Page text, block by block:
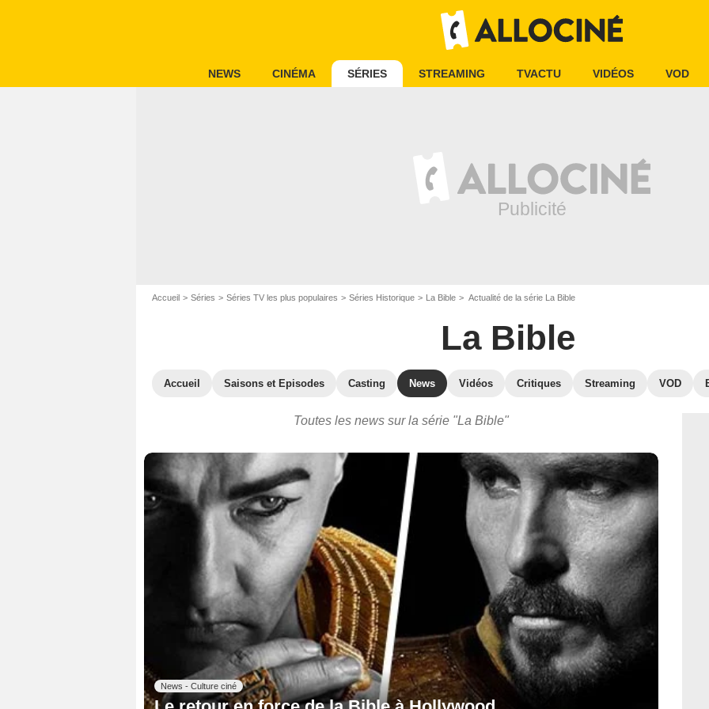
NEWS CINÉMA SÉRIES STREAMING TVACTU VIDÉOS VOD
Accueil Séries Séries TV les plus populaires Séries Historique La Bible Actualité de la série La Bible
La Bible
Accueil Saisons et Episodes Casting News Vidéos Critiques Streaming VOD
Toutes les news sur la série "La Bible"
News - Culture ciné